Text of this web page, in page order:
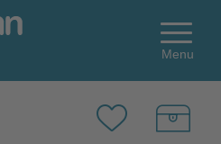
Menu